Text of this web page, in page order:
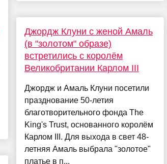
Джордж Клуни с женой Амаль
(в "золотом" образе)
встретились с королём
Великобритании Карлом III
Джордж и Амаль Клуни посетили
празднование 50-летия
благотворительного фонда The
King's Trust, основанного королём
Карлом III. Для выхода в свет 48-
летняя Амаль выбрала "золотое"
платье в п...